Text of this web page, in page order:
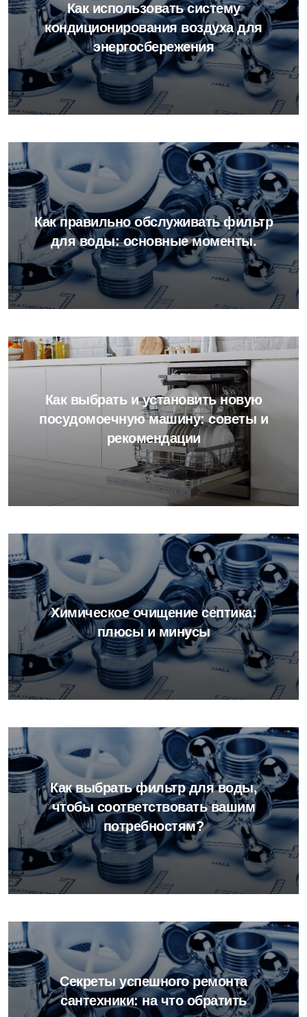
Как использовать систему
кондиционирования воздуха для
энергосбережения
Как правильно обслуживать фильтр
для воды: основные моменты.
Как выбрать и установить новую
посудомоечную машину: советы и
рекомендации
Химическое очищение септика:
плюсы и минусы
Как выбрать фильтр для воды,
чтобы соответствовать вашим
потребностям?
Секреты успешного ремонта
сантехники: на что обратить